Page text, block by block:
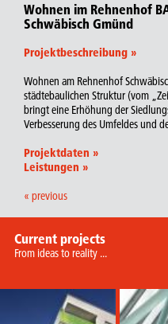
Wohnen im Rehnenhof
Schwäbisch Gmünd
Projektbeschreibung »
Wohnen am Rehnenhof
städtebaulichen Struktur (vom
bringt eine Erhöhung der
Verbesserung des Umfeldes und
Projektdaten »
Leistungen »
« previous
Current projects
From ideas to reality ...